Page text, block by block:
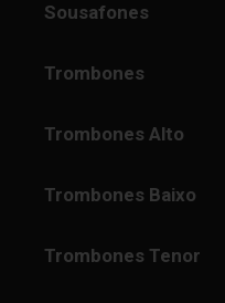
Sousafones
Trombones
Trombones Alto
Trombones Baixo
Trombones Tenor